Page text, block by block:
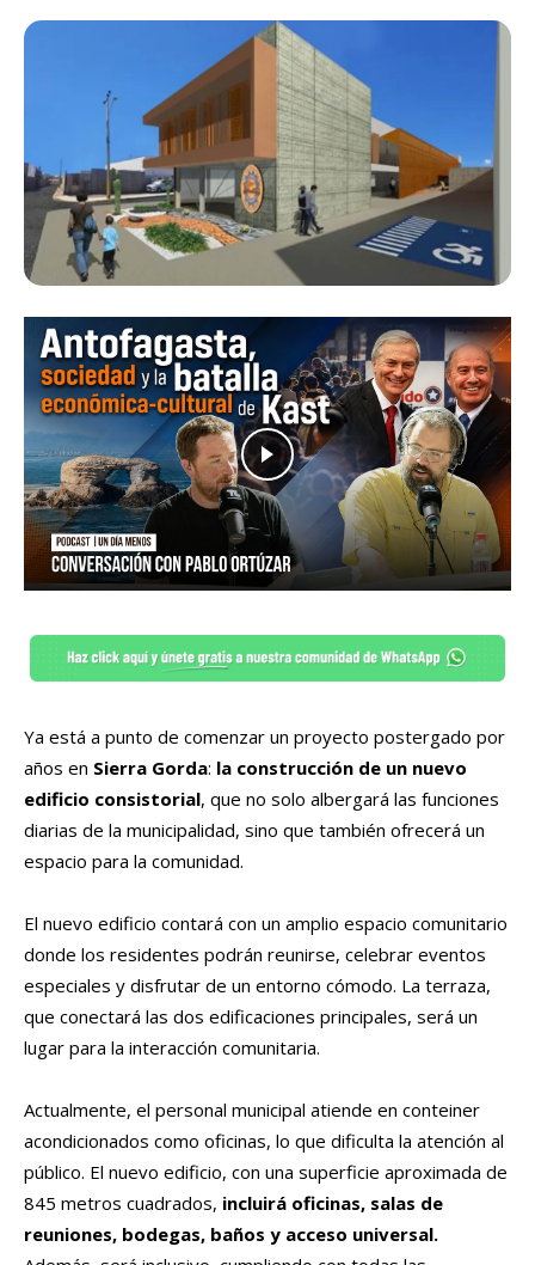
Ya está a punto de comenzar un proyecto postergado por
años en Sierra Gorda: la construcción de un nuevo
edificio consistorial, que no solo albergará las funciones
diarias de la municipalidad, sino que también ofrecerá un
espacio para la comunidad.
El nuevo edificio contará con un amplio espacio comunitario
donde los residentes podrán reunirse, celebrar eventos
especiales y disfrutar de un entorno cómodo. La terraza,
que conectará las dos edificaciones principales, será un
lugar para la interacción comunitaria.
Actualmente, el personal municipal atiende en conteiner
acondicionados como oficinas, lo que dificulta la atención al
público. El nuevo edificio, con una superficie aproximada de
845 metros cuadrados, incluirá oficinas, salas de
reuniones, bodegas, baños y acceso universal.